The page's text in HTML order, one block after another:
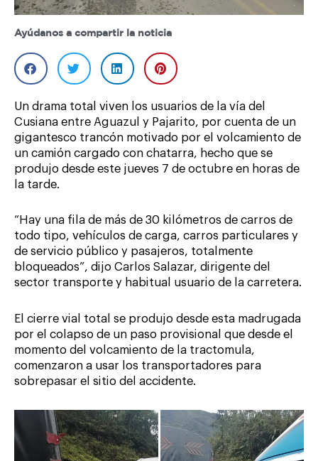
Ayúdanos a compartir la noticia
Un drama total viven los usuarios de la vía del
Cusiana entre Aguazul y Pajarito, por cuenta de un
gigantesco trancón motivado por el volcamiento de
un camión cargado con chatarra, hecho que se
produjo desde este jueves 7 de octubre en horas de
la tarde.
“Hay una fila de más de 30 kilómetros de carros de
todo tipo, vehículos de carga, carros particulares y
de servicio público y pasajeros, totalmente
bloqueados”, dijo Carlos Salazar, dirigente del
sector transporte y habitual usuario de la carretera.
El cierre vial total se produjo desde esta madrugada
por el colapso de un paso provisional que desde el
momento del volcamiento de la tractomula,
comenzaron a usar los transportadores para
sobrepasar el sitio del accidente.